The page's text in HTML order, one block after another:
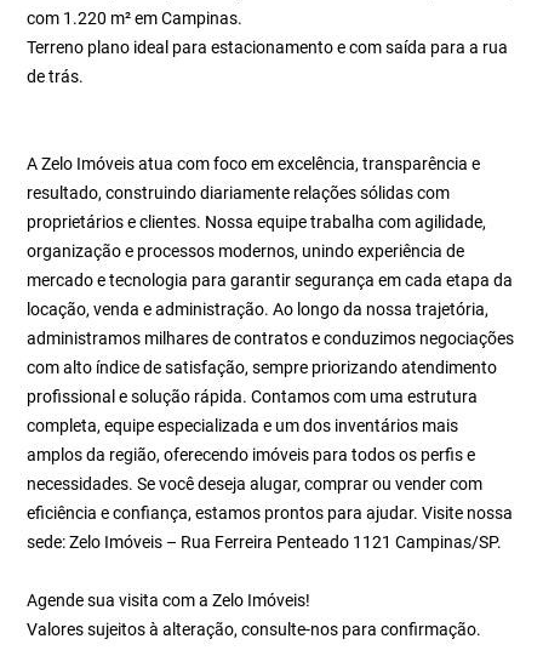
com 1.220 m² em Campinas.
Terreno plano ideal para estacionamento e com saída para a rua
de trás.
A Zelo Imóveis atua com foco em excelência, transparência e
resultado, construindo diariamente relações sólidas com
proprietários e clientes. Nossa equipe trabalha com agilidade,
organização e processos modernos, unindo experiência de
mercado e tecnologia para garantir segurança em cada etapa da
locação, venda e administração. Ao longo da nossa trajetória,
administramos milhares de contratos e conduzimos negociações
com alto índice de satisfação, sempre priorizando atendimento
profissional e solução rápida. Contamos com uma estrutura
completa, equipe especializada e um dos inventários mais
amplos da região, oferecendo imóveis para todos os perfis e
necessidades. Se você deseja alugar, comprar ou vender com
eficiência e confiança, estamos prontos para ajudar. Visite nossa
sede: Zelo Imóveis – Rua Ferreira Penteado 1121 Campinas/SP.
Agende sua visita com a Zelo Imóveis!
Valores sujeitos à alteração, consulte-nos para confirmação.